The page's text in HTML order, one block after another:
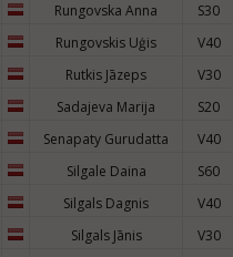
Rungovska Anna
S30
Rungovskis Uģis
V40
Rutkis Jāzeps
V30
Sadajeva Marija
S20
Senapaty Gurudatta
V40
Silgale Daina
S60
Silgals Dagnis
V40
Silgals Jānis
V30